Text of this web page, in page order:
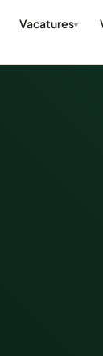
Vacatures